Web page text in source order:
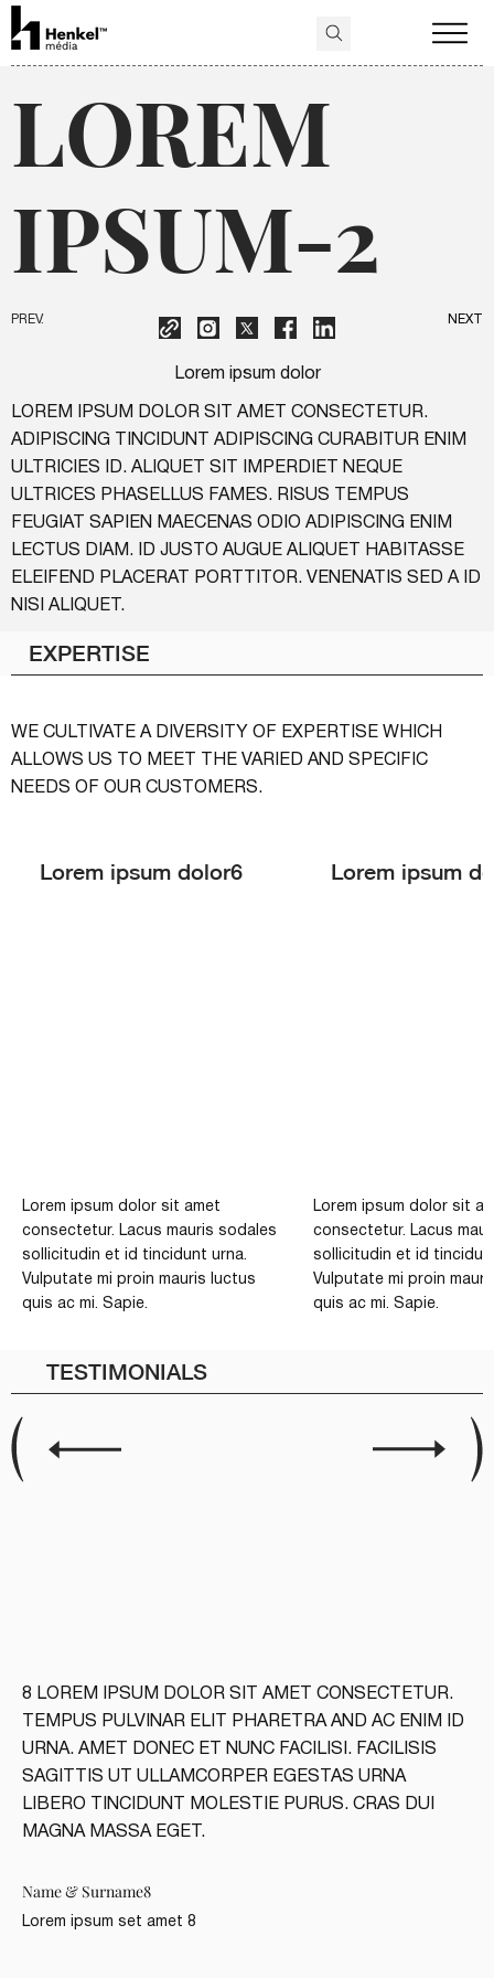
8 LOREM IPSUM DOLOR SIT AMET CONSECTETUR.
TEMPUS PULVINAR ELIT PHARETRA AND AC ENIM ID
URNA. AMET DONEC ET NUNC FACILISI. FACILISIS
SAGITTIS UT ULLAMCORPER EGESTAS URNA
LIBERO TINCIDUNT MOLESTIE PURUS. CRAS DUI
MAGNA MASSA EGET.
Name & Surname8
Lorem ipsum set amet 8
LOREM IPSUM DOLOR SIT AMET CONSECTETUR.
ADIPISCING TINCIDUNT ADIPISCING CURABITUR ENIM
ULTRICIES ID. ALIQUET SIT IMPERDIET NEQUE
ULTRICES PHASELLUS FAMES. RISUS TEMPUS
FEUGIAT SAPIEN MAECENAS ODIO ADIPISCING ENIM
LECTUS DIAM. ID JUSTO AUGUE ALIQUET HABITASSE
ELEIFEND PLACERAT PORTTITOR. VENENATIS SED A ID
NISI ALIQUET.
Lorem ipsum dolor
PREV. NEXT
LOREM
IPSUM-2
WE CULTIVATE A DIVERSITY OF EXPERTISE WHICH
ALLOWS US TO MEET THE VARIED AND SPECIFIC
NEEDS OF OUR CUSTOMERS.
Lorem ipsum dolor sit amet
consectetur. Lacus mauris sodales
sollicitudin et id tincidunt urna.
Vulputate mi proin mauris luctus
quis ac mi. Sapie.
Lorem ipsum dolor6
Lorem ipsum dolor sit
consectetur. Lacus
sollicitudin et id
Vulputate mi proin
quis ac mi. Sapie.
Lorem ipsum
EXPERTISE
TESTIMONIALS